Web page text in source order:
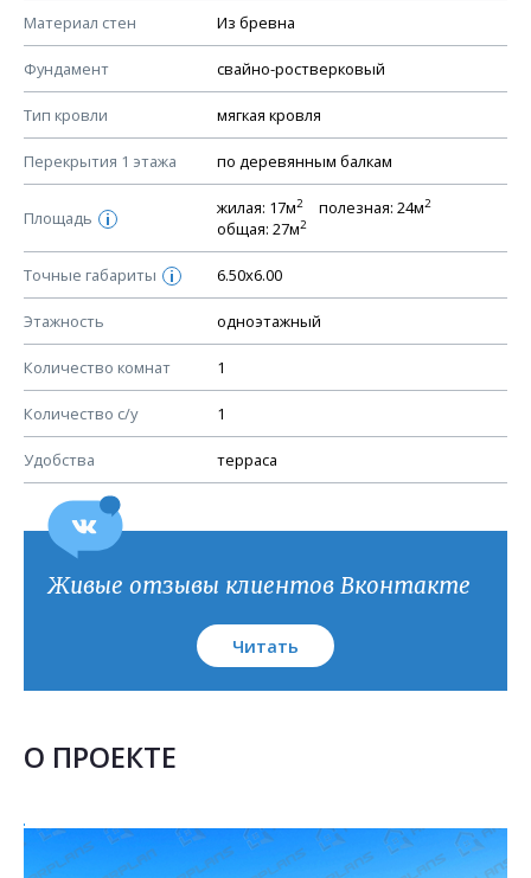
Материал стен Из бревна
Фундамент свайно-ростверковый
Тип кровли мягкая кровля
Перекрытия 1 этажа по деревянным балкам
Площадь i
жилая: 17м2 полезная: 24м2
общая: 27м2
Точные габариты i 6.50х6.00
Этажность одноэтажный
Количество комнат 1
Количество с/у 1
Удобства терраса
КОНСТРУКТИВНЫЕ РЕШЕНИЯ (КР)
Ведомость рабочих чертежей основного комплекта КР
План фундамента
Устройство фундамента, спецификация материалов
Планы перекрытий этажей, спецификация элементов
Устройство перекрытий
Устройство стен
Спецификация материалов стен
Схема расположения лаг чердака (если есть)
Схема расположения элементов стропил
Спецификация элементов стропил
Устройство стропильной системы
Узлы устройства кровли
План кровли
Живые отзывы клиентов Вконтакте
Читать
О ПРОЕКТЕ